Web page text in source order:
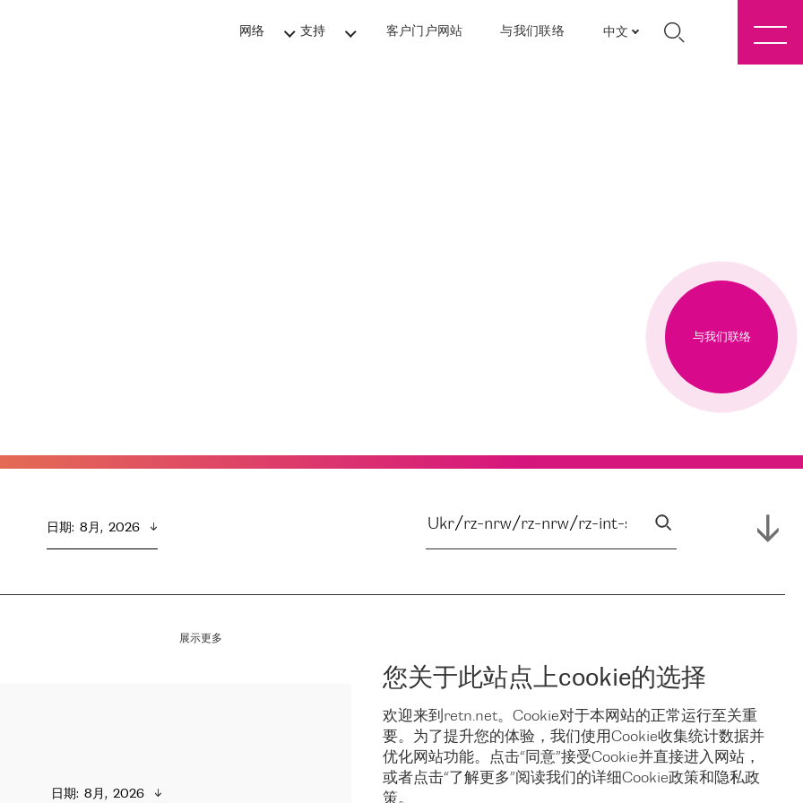
网络 支持 客户门户网站 与我们联络 中文
您关于此站点上cookie的选择
欢迎来到retn.net。Cookie对于本网站的正常运行至关重
要。为了提升您的体验，我们使用Cookie收集统计数据并
优化网站功能。点击“同意”接受Cookie并直接进入网站，
或者点击“了解更多”阅读我们的详细Cookie政策和隐私政
策。
与我们联络
日期: 8月,  2026
展示更多
日期: 8月,  2026